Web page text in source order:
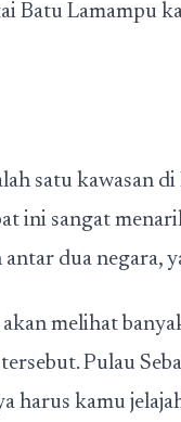
Batu Lamampu
satu kawasan
ini sangat
dua negara,
melihat
Pulau
harus kamu